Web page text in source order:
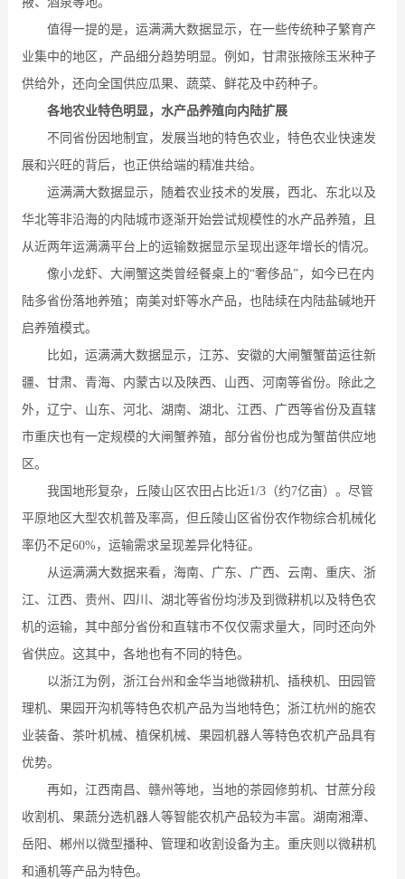
值得一提的是，运满满大数据显示，在一些传统种子繁育产
业集中的地区，产品细分趋势明显。例如，甘肃张掖除玉米种子
供给外，还向全国供应瓜果、蔬菜、鲜花及中药种子。
各地农业特色明显，水产品养殖向内陆扩展
不同省份因地制宜，发展当地的特色农业，特色农业快速发
展和兴旺的背后，也正供给端的精准共给。
运满满大数据显示，随着农业技术的发展，西北、东北以及
华北等非沿海的内陆城市逐渐开始尝试规模性的水产品养殖，且
从近两年运满满平台上的运输数据显示呈现出逐年增长的情况。
像小龙虾、大闸蟹这类曾经餐桌上的“奢侈品”，如今已在内
陆多省份落地养殖；南美对虾等水产品，也陆续在内陆盐碱地开
启养殖模式。
比如，运满满大数据显示，江苏、安徽的大闸蟹蟹苗运往新
疆、甘肃、青海、内蒙古以及陕西、山西、河南等省份。除此之
外，辽宁、山东、河北、湖南、湖北、江西、广西等省份及直辖
市重庆也有一定规模的大闸蟹养殖，部分省份也成为蟹苗供应地
区。
我国地形复杂，丘陵山区农田占比近1/3（约7亿亩）。尽管
平原地区大型农机普及率高，但丘陵山区省份农作物综合机械化
率仍不足60%，运输需求呈现差异化特征。
从运满满大数据来看，海南、广东、广西、云南、重庆、浙
江、江西、贵州、四川、湖北等省份均涉及到微耕机以及特色农
机的运输，其中部分省份和直辖市不仅仅需求量大，同时还向外
省供应。这其中，各地也有不同的特色。
以浙江为例，浙江台州和金华当地微耕机、插秧机、田园管
理机、果园开沟机等特色农机产品为当地特色；浙江杭州的施农
业装备、茶叶机械、植保机械、果园机器人等特色农机产品具有
优势。
再如，江西南昌、赣州等地，当地的茶园修剪机、甘蔗分段
收割机、果蔬分选机器人等智能农机产品较为丰富。湖南湘潭、
岳阳、郴州以微型播种、管理和收割设备为主。重庆则以微耕机
和通机等产品为特色。